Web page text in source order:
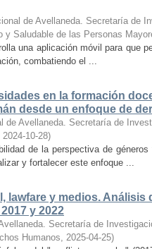
de Avellaneda. Secretaría de
Saludable de las Personas
una aplicación móvil para que
combatiendo el ...
en la formación
desde un enfoque de
de Avellaneda. Secretaría de
2024-10-28)
de la perspectiva de
y fortalecer este enfoque ...
lawfare y medios.
y 2022
Secretaría de
Humanos, 2025-04-25)